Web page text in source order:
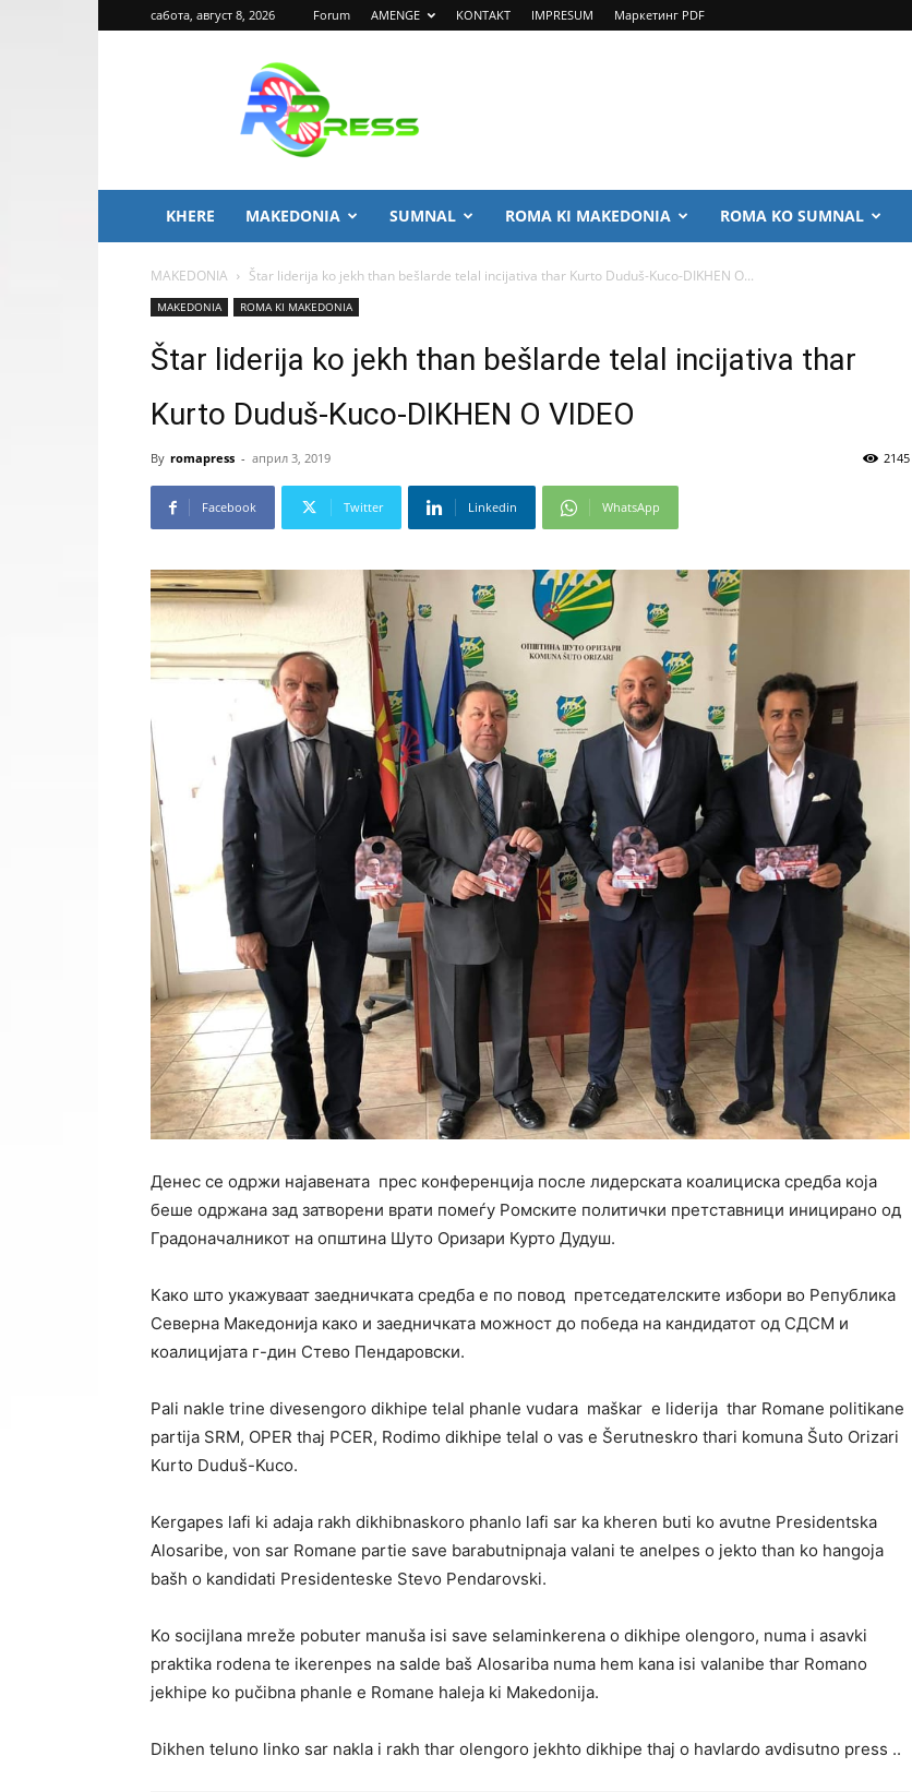
сабота, август 8, 2026 Forum AMENGE KONTAKT IMPRESUM Маркетинг PDF
PRESS
KHERE MAKEDONIA SUMNAL ROMA KI MAKEDONIA ROMA KO SUMNAL
MAKEDONIA Štar liderija ko jekh than bešlarde telal incijativa thar Kurto Duduš-Kuco-DIKHEN O...
MAKEDONIA ROMA KI MAKEDONIA
Štar liderija ko jekh than bešlarde telal incijativa thar
Kurto Duduš-Kuco-DIKHEN O VIDEO
By romapress - април 3, 2019 2145
Facebook Twitter Linkedin WhatsApp
Денес се одржи најавената прес конференција после лидерската коалициска средба која
беше одржана зад затворени врати помеѓу Ромските политички претставници иницирано од
Градоначалникот на општина Шуто Оризари Курто Дудуш.
Како што укажуваат заедничката средба е по повод претседателските избори во Република
Северна Македонија како и заедничката можност до победа на кандидатот од СДСМ и
коалицијата г-дин Стево Пендаровски.
Pali nakle trine divesengoro dikhipe telal phanle vudara maškar e liderija thar Romane politikane
partija SRM, OPER thaj PCER, Rodimo dikhipe telal o vas e Šerutneskro thari komuna Šuto Orizari
Kurto Duduš-Kuco.
Kergapes lafi ki adaja rakh dikhibnaskoro phanlo lafi sar ka kheren buti ko avutne Presidentska
Alosaribe, von sar Romane partie save barabutnipnaja valani te anelpes o jekto than ko hangoja
bašh o kandidati Presidenteske Stevo Pendarovski.
Ko socijlana mreže pobuter manuša isi save selaminkerena o dikhipe olengoro, numa i asavki
praktika rodena te ikerenpes na salde baš Alosariba numa hem kana isi valanibe thar Romano
jekhipe ko pučibna phanle e Romane haleja ki Makedonija.
Dikhen teluno linko sar nakla i rakh thar olengoro jekhto dikhipe thaj o havlardo avdisutno press ..